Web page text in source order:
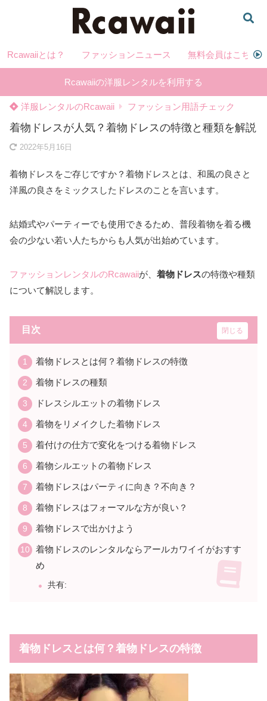
Rcawaiiとは？ ファッションニュース 無料会員はこちら
Rcawaiiの洋服レンタルを利用する
洋服レンタルのRcawaii ファッション用語チェック
着物ドレスが人気？着物ドレスの特徴と種類を解説
2022年5月16日
着物ドレスをご存じですか？着物ドレスとは、和風の良さと
洋風の良さをミックスしたドレスのことを言います。
結婚式やパーティーでも使用できるため、普段着物を着る機
会の少ない若い人たちからも人気が出始めています。
ファッションレンタルのRcawaiiが、 着物ドレスの特徴や種類
について解説します。
目次
着物ドレスとは何？着物ドレスの特徴
着物ドレスの種類
ドレスシルエットの着物ドレス
着物をリメイクした着物ドレス
着付けの仕方で変化をつける着物ドレス
着物シルエットの着物ドレス
着物ドレスはパーティに向き？不向き？
着物ドレスはフォーマルな方が良い？
着物ドレスで出かけよう
着物ドレスのレンタルならアールカワイイがおすす
め
共有:
着物ドレスとは何？着物ドレスの特徴